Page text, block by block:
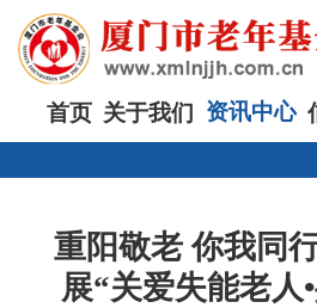
首页 关于我们 资讯中心
重阳敬老 你我同
展“关爱失能老人